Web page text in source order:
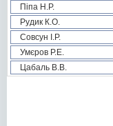
Піпа Н.Р.
Рудик К.О.
Совсун І.Р.
Умєров Р.Е.
Цабаль В.В.